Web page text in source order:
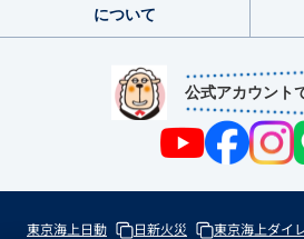
公式アカウント
について
東京海上日動 日新火災
東京海上ダイ